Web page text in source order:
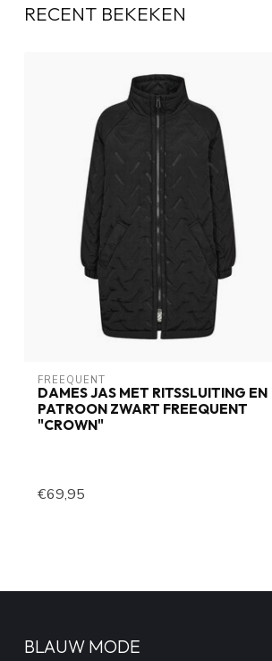
RECENT BEKEKEN
FREEQUENT
DAMES JAS MET RITSSLUITING EN
PATROON ZWART FREEQUENT
"CROWN"
€69,95
BLAUW MODE